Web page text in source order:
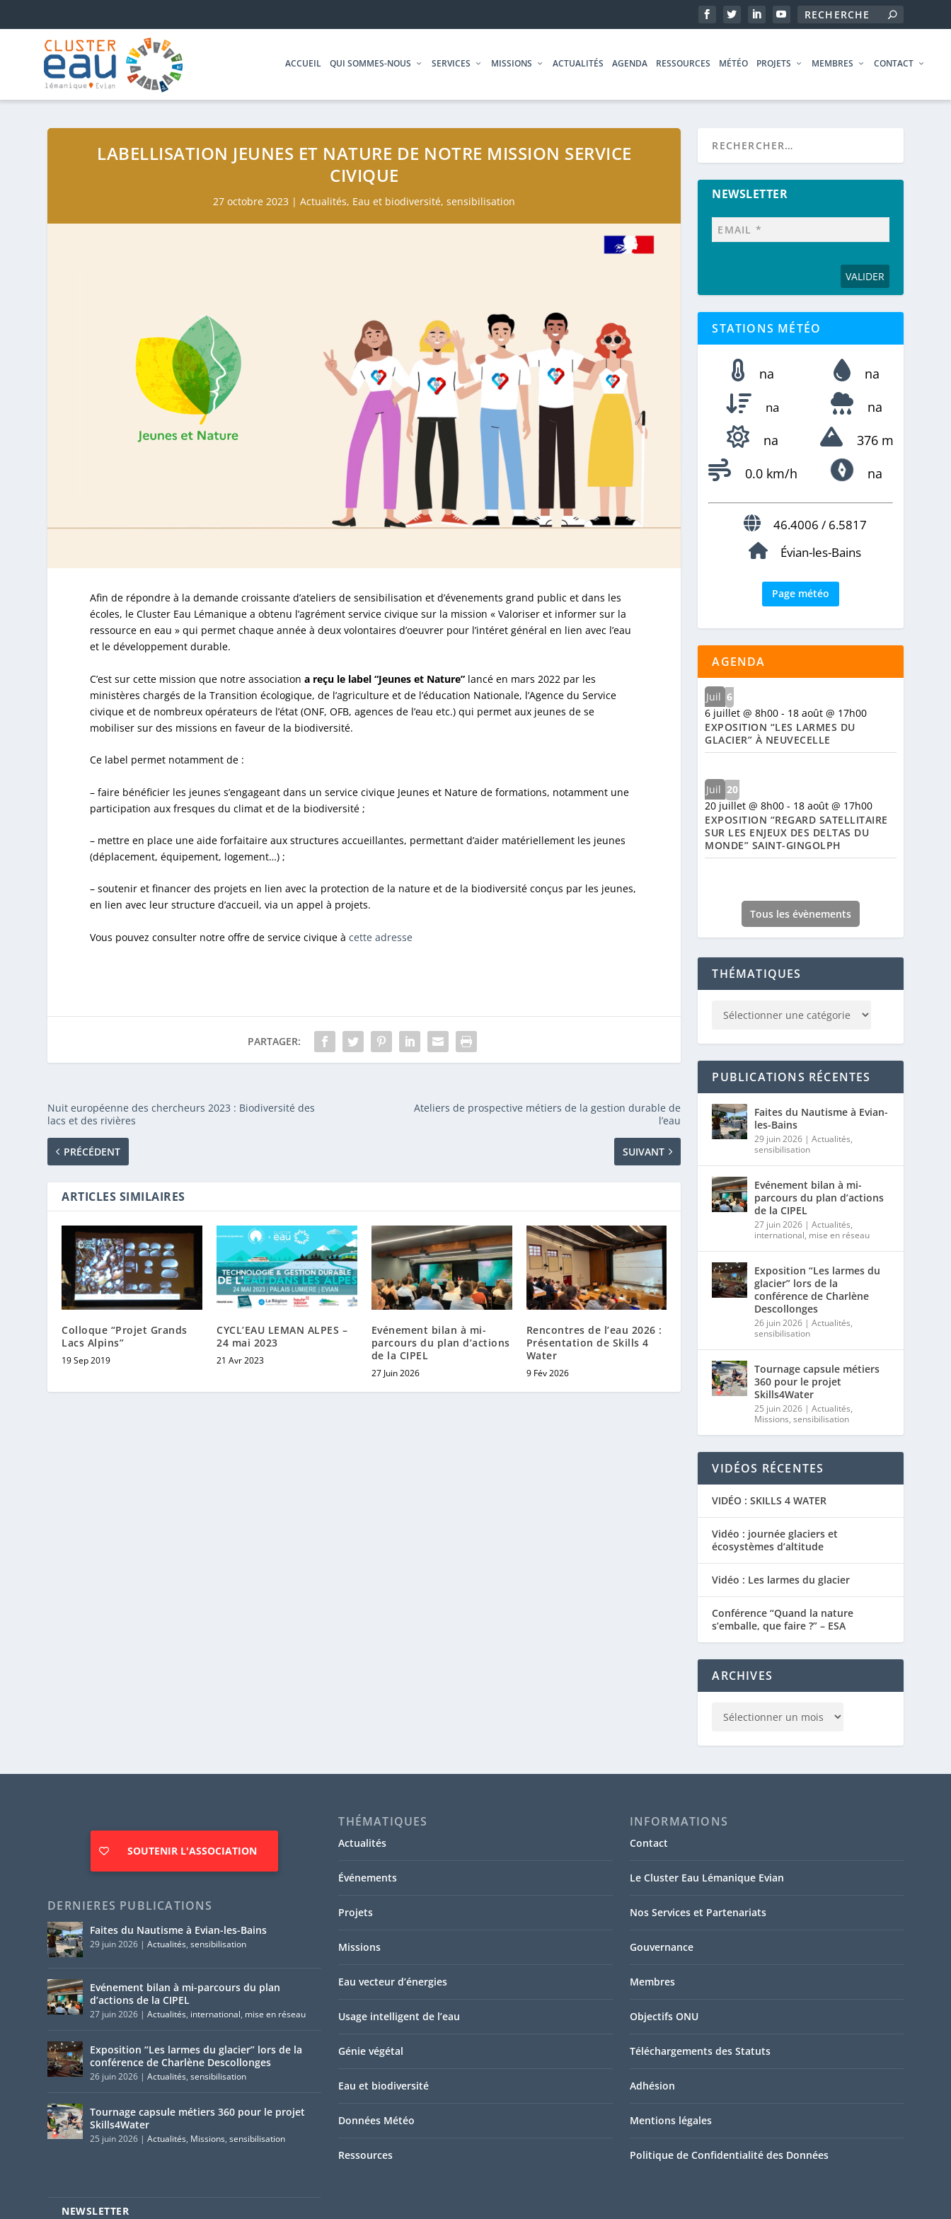
ACCUEIL QUI SOMMES-NOUS SERVICES MISSIONS ACTUALITÉS AGENDA RESSOURCES MÉTÉO PROJETS MEMBRES CONTACT
LABELLISATION JEUNES ET NATURE DE NOTRE MISSION SERVICE
CIVIQUE
27 octobre 2023 |Actualités, Eau et biodiversité,sensibilisation
Afin de répondre à la demande croissante d’ateliers de sensibilisation et d’évenements grand public et dans les
écoles, le Cluster Eau Lémanique a obtenu l’agrément service civique sur la mission « Valoriser et informer sur la
ressource en eau » qui permet chaque année à deux volontaires d’oeuvrer pour l’intéret général en lien avec l’eau
et le développement durable.
C’est sur cette mission que notre association a reçu le label “Jeunes et Nature” lancé en mars 2022 par les
ministères chargés de la Transition écologique, de l’agriculture et de l’éducation Nationale, l’Agence du Service
civique et de nombreux opérateurs de l’état (ONF, OFB, agences de l’eau etc.) qui permet aux jeunes de se
mobiliser sur des missions en faveur de la biodiversité.
Ce label permet notamment de :
– faire bénéficier les jeunes s’engageant dans un service civique Jeunes et Nature de formations, notamment une
participation aux fresques du climat et de la biodiversité ;
– mettre en place une aide forfaitaire aux structures accueillantes, permettant d’aider matériellement les jeunes
(déplacement, équipement, logement…) ;
– soutenir et financer des projets en lien avec la protection de la nature et de la biodiversité conçus par les jeunes,
en lien avec leur structure d’accueil, via un appel à projets.
Vous pouvez consulter notre offre de service civique à cette adresse
PARTAGER:
Nuit européenne des chercheurs 2023 : Biodiversité des
lacs et des rivières
PRÉCÉDENT
Ateliers de prospective métiers de la gestion durable de
l’eau
SUIVANT
ARTICLES SIMILAIRES
Colloque “Projet Grands
Lacs Alpins”
19 Sep 2019
CYCL’EAU LEMAN ALPES –
24 mai 2023
21 Avr 2023
Evénement bilan à mi-
parcours du plan d’actions
de la CIPEL
27 Juin 2026
Rencontres de l’eau 2026 :
Présentation de Skills 4
Water
9 Fév 2026
NEWSLETTER
STATIONS MÉTÉO
na na
na
na
na
376 m
0.0 km/h
na
46.4006 / 6.5817
Évian-les-Bains
Page météo
AGENDA
Juil 6
6 juillet @ 8h00 - 18 août @ 17h00
EXPOSITION “LES LARMES DU
GLACIER” À NEUVECELLE
Juil 20
20 juillet @ 8h00 - 18 août @ 17h00
EXPOSITION “REGARD SATELLITAIRE
SUR LES ENJEUX DES DELTAS DU
MONDE” SAINT-GINGOLPH
Tous les évènements
THÉMATIQUES
PUBLICATIONS RÉCENTES
Faites du Nautisme à Evian-
les-Bains
29 juin 2026 |Actualités,
sensibilisation
Evénement bilan à mi-
parcours du plan d’actions
de la CIPEL
27 juin 2026 |Actualités,
international, mise en réseau
Exposition “Les larmes du
glacier” lors de la
conférence de Charlène
Descollonges
26 juin 2026 |Actualités,
sensibilisation
Tournage capsule métiers
360 pour le projet
Skills4Water
25 juin 2026 |Actualités,
Missions,sensibilisation
VIDÉOS RÉCENTES
VIDÉO : SKILLS 4 WATER
Vidéo : journée glaciers et
écosystèmes d’altitude
Vidéo : Les larmes du glacier
Conférence “Quand la nature
s’emballe, que faire ?” – ESA
ARCHIVES
SOUTENIR L'ASSOCIATION
DERNIERES PUBLICATIONS
Faites du Nautisme à Evian-les-Bains
29 juin 2026 |Actualités,sensibilisation
Evénement bilan à mi-parcours du plan
d’actions de la CIPEL
27 juin 2026 |Actualités, international, mise en réseau
Exposition “Les larmes du glacier” lors de la
conférence de Charlène Descollonges
26 juin 2026 |Actualités,sensibilisation
Tournage capsule métiers 360 pour le projet
Skills4Water
25 juin 2026 |Actualités, Missions,sensibilisation
NEWSLETTER
THÉMATIQUES
Actualités
Événements
Projets
Missions
Eau vecteur d’énergies
Usage intelligent de l’eau
Génie végétal
Eau et biodiversité
Données Météo
Ressources
INFORMATIONS
Contact
Le Cluster Eau Lémanique Evian
Nos Services et Partenariats
Gouvernance
Membres
Objectifs ONU
Téléchargements des Statuts
Adhésion
Mentions légales
Politique de Confidentialité des Données